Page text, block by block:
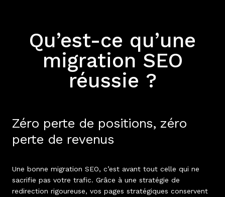
Qu’est-ce qu’une
migration SEO
réussie ?
Zéro perte de positions, zéro
perte de revenus
Une bonne migration SEO, c’est avant tout celle qui ne
sacrifie pas votre trafic. Grâce à une stratégie de
redirection rigoureuse, vos pages stratégiques conservent